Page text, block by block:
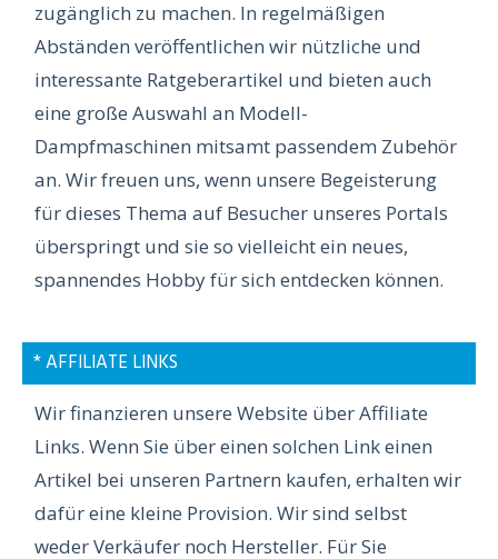
zugänglich zu machen. In regelmäßigen
Abständen veröffentlichen wir nützliche und
interessante Ratgeberartikel und bieten auch
eine große Auswahl an Modell-
Dampfmaschinen mitsamt passendem Zubehör
an. Wir freuen uns, wenn unsere Begeisterung
für dieses Thema auf Besucher unseres Portals
überspringt und sie so vielleicht ein neues,
spannendes Hobby für sich entdecken können.
* AFFILIATE LINKS
Wir finanzieren unsere Website über Affiliate
Links. Wenn Sie über einen solchen Link einen
Artikel bei unseren Partnern kaufen, erhalten wir
dafür eine kleine Provision. Wir sind selbst
weder Verkäufer noch Hersteller. Für Sie